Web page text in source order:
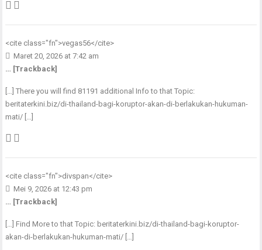
<cite class="fn">vegas56</cite>
Maret 20, 2026 at 7:42 am
… [Trackback]
[…] There you will find 81191 additional Info to that Topic:
beritaterkini.biz/di-thailand-bagi-koruptor-akan-di-berlakukan-hukuman-
mati/ […]
<cite class="fn">divspan</cite>
Mei 9, 2026 at 12:43 pm
… [Trackback]
[…] Find More to that Topic: beritaterkini.biz/di-thailand-bagi-koruptor-
akan-di-berlakukan-hukuman-mati/ […]